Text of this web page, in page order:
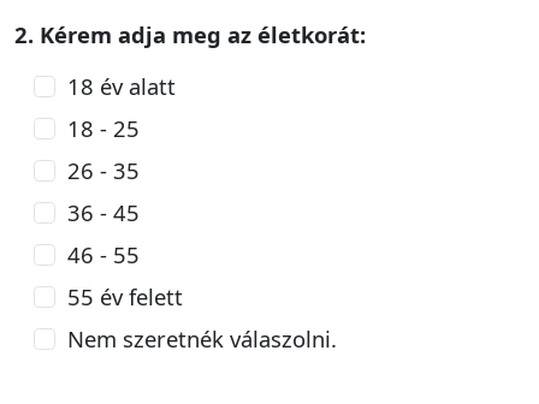
2. Kérem adja meg az életkorát:
18 év alatt
18 - 25
26 - 35
36 - 45
46 - 55
55 év felett
Nem szeretnék válaszolni.